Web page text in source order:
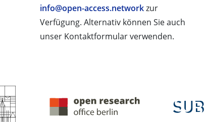
info@open-access.networkzur
Verfügung. Alternativ können Sie auch
unser Kontaktformular verwenden.